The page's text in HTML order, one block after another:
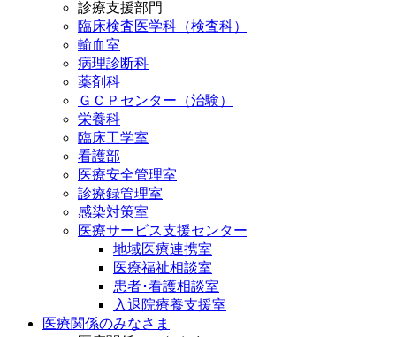
診療支援部門
臨床検査医学科（検査科）
輸血室
病理診断科
薬剤科
ＧＣＰセンター（治験）
栄養科
臨床工学室
看護部
医療安全管理室
診療録管理室
感染対策室
医療サービス支援センター
地域医療連携室
医療福祉相談室
患者･看護相談室
入退院療養支援室
医療関係のみなさま